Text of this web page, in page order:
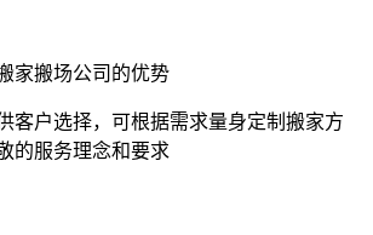
家搬场公司的优势
客户选择，可根据需求量身定制搬家方
的服务理念和要求